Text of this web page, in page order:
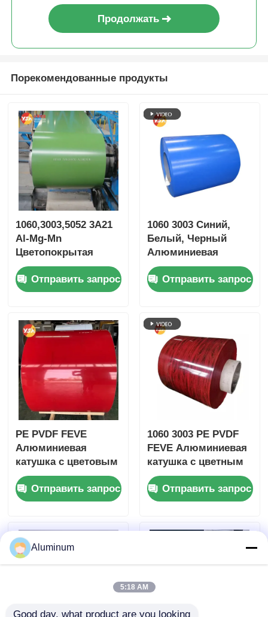
Продолжать
Порекомендованные продукты
1060,3003,5052 3A21
Al-Mg-Mn
Цветопокрытая
алюминиевая
катушка Полиэстер
ПВДФ
катушка
Противопогодные
условия
Противоблекание
25-летняя гарантия
для фасциальной
трубы
Отправить запрос
1060 3003 Синий,
Белый, Черный
Алюминиевая
катушка с цветным
покрытием 0,2-6,0
мм, устойчивая к
излучению, для
облицовки стен,
изоляции
кровельных труб,
упаковки мебели
Отправить запрос
PE PVDF FEVE
Алюминиевая
катушка с цветовым
покрытием 1050
1060 3004 3005
Ультрафиолетоустойчивая
для потолка на
стенке
Отправить запрос
1060 3003 PE PVDF
FEVE Алюминиевая
катушка с цветным
покрытием для
кровельных
настенных
Наружные вывески
Отправить запрос
Aluminum
5:18 AM
Good day, what product are you looking